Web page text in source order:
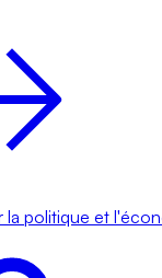
la politique et